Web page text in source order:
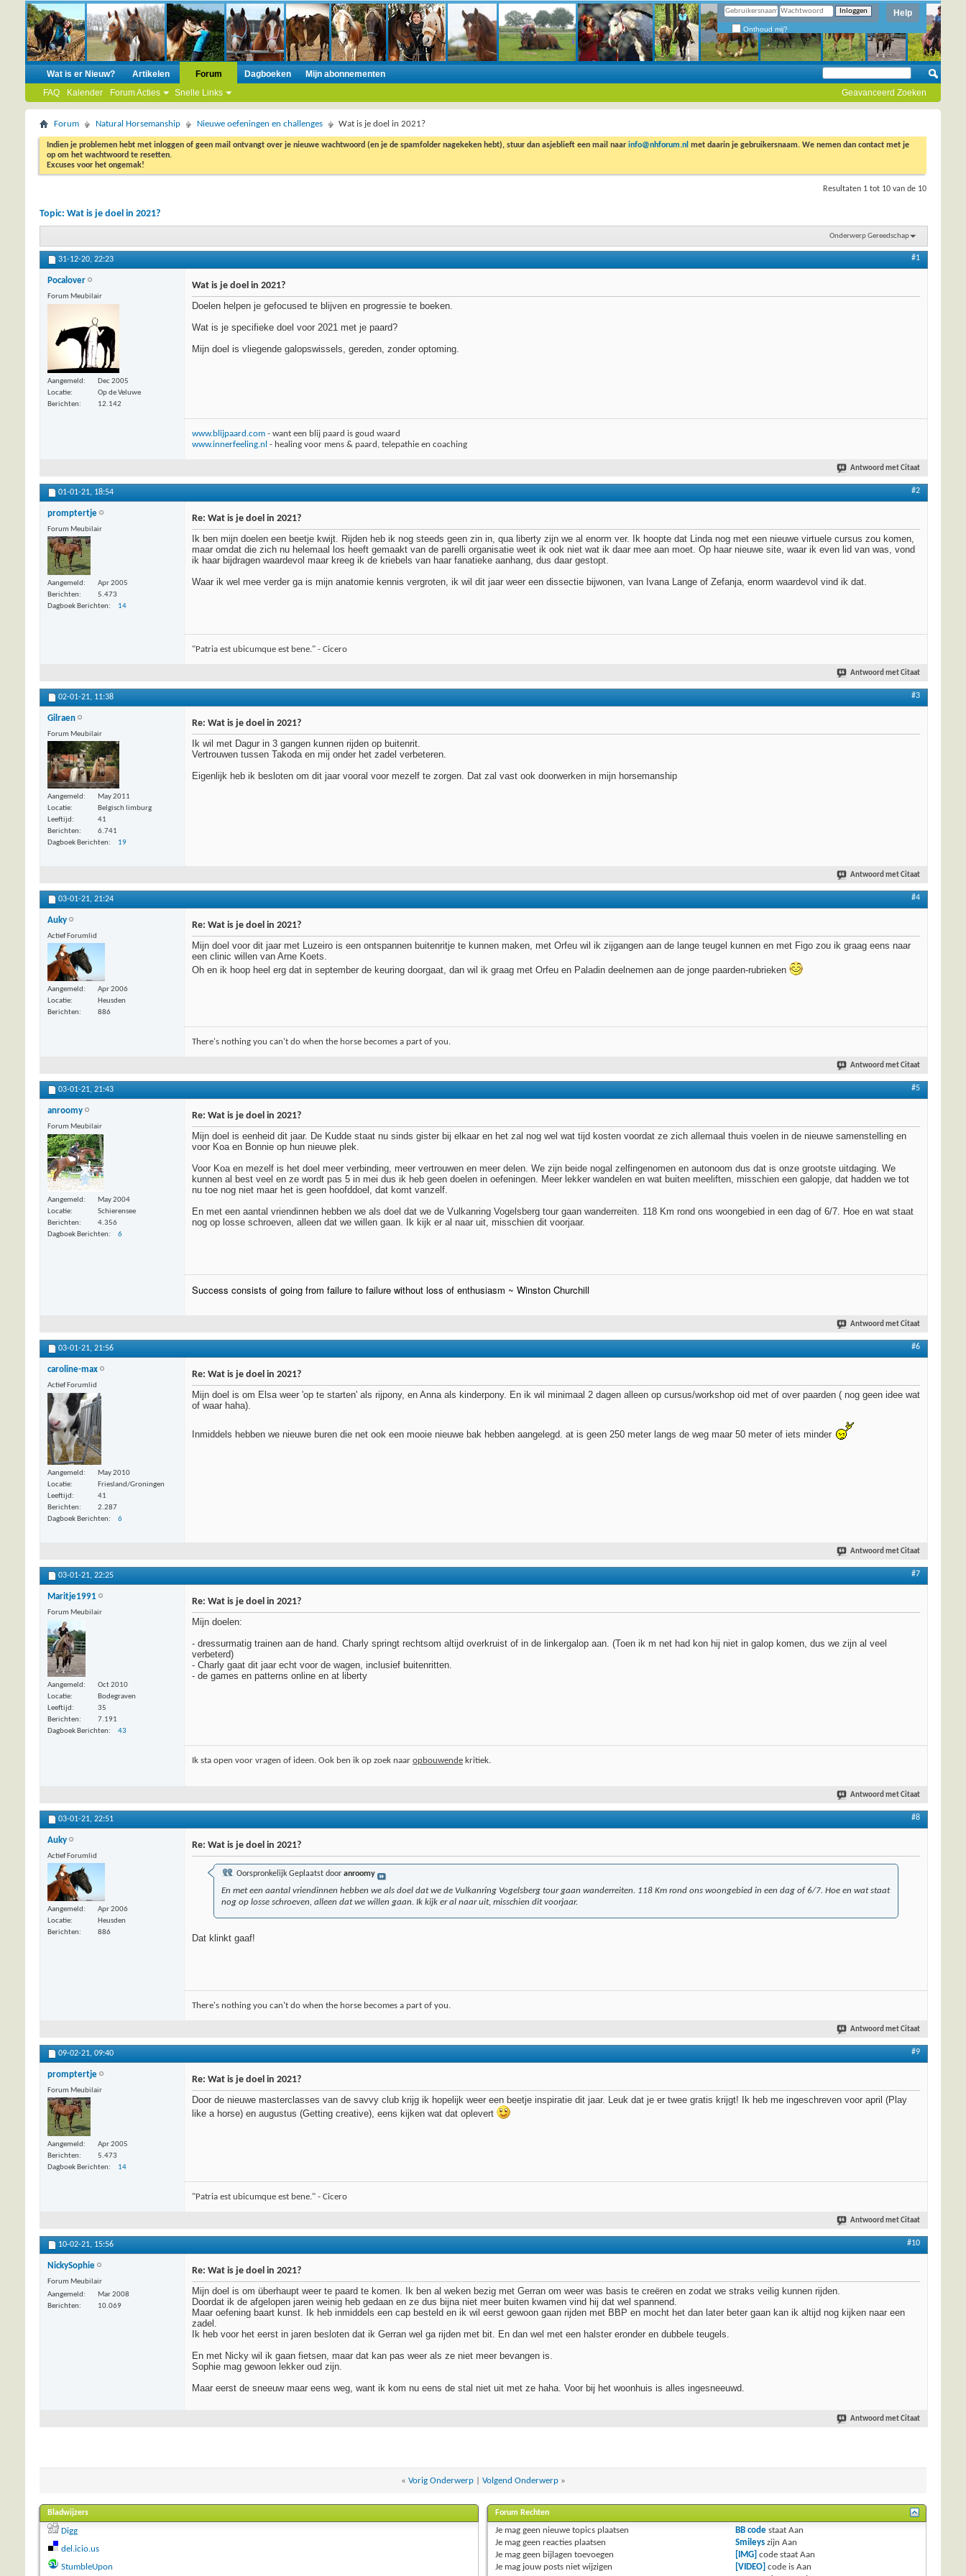
Help
Onthoud mij?
Wat is er Nieuw? Artikelen
Forum
FAQ
Kalender Forum Acties Snelle Links
Dagboeken
Mijn abonnementen
Geavanceerd Zoeken
Forum Natural Horsemanship Nieuwe oefeningen en challenges Wat is je doel in 2021?
Indien je problemen hebt met inloggen of geen mail ontvangt over je nieuwe wachtwoord (en je de spamfolder nagekeken hebt), stuur dan asjeblieft een mail naar info@nhforum.nl met daarin je gebruikersnaam. We nemen dan contact met je
op om het wachtwoord te resetten.
Excuses voor het ongemak!
Resultaten 1 tot 10 van de 10
Topic: Wat is je doel in 2021?
Onderwerp Gereedschap
31-12-20, 22:23 #1
Pocalover
Forum Meubilair
Aangemeld
Dec 2005
Locatie
Op de Veluwe
Berichten
12.142
Wat is je doel in 2021?
Doelen helpen je gefocused te blijven en progressie te boeken.
Wat is je specifieke doel voor 2021 met je paard?
Mijn doel is vliegende galopswissels, gereden, zonder optoming.
www.blijpaard.com - want een blij paard is goud waard
www.innerfeeling.nl - healing voor mens & paard, telepathie en coaching
Antwoord met Citaat
01-01-21, 18:54 #2
promptertje
Forum Meubilair
Aangemeld
Apr 2005
Berichten
5.473
Dagboek Berichten
14
Re: Wat is je doel in 2021?
Ik ben mijn doelen een beetje kwijt. Rijden heb ik nog steeds geen zin in, qua liberty zijn we al enorm ver. Ik hoopte dat Linda nog met een nieuwe virtuele cursus zou komen,
maar omdat die zich nu helemaal los heeft gemaakt van de parelli organisatie weet ik ook niet wat ik daar mee aan moet. Op haar nieuwe site, waar ik even lid van was, vond
ik haar bijdragen waardevol maar kreeg ik de kriebels van haar fanatieke aanhang, dus daar gestopt.
Waar ik wel mee verder ga is mijn anatomie kennis vergroten, ik wil dit jaar weer een dissectie bijwonen, van Ivana Lange of Zefanja, enorm waardevol vind ik dat.
"Patria est ubicumque est bene." - Cicero
Antwoord met Citaat
02-01-21, 11:38 #3
Gilraen
Forum Meubilair
Aangemeld
May 2011
Locatie
Belgisch limburg
Leeftijd
41
Berichten
6.741
Dagboek Berichten
19
Re: Wat is je doel in 2021?
Ik wil met Dagur in 3 gangen kunnen rijden op buitenrit.
Vertrouwen tussen Takoda en mij onder het zadel verbeteren.
Eigenlijk heb ik besloten om dit jaar vooral voor mezelf te zorgen. Dat zal vast ook doorwerken in mijn horsemanship
Antwoord met Citaat
03-01-21, 21:24 #4
Auky
Actief Forumlid
Aangemeld
Apr 2006
Locatie
Heusden
Berichten
886
Re: Wat is je doel in 2021?
Mijn doel voor dit jaar met Luzeiro is een ontspannen buitenritje te kunnen maken, met Orfeu wil ik zijgangen aan de lange teugel kunnen en met Figo zou ik graag eens naar
een clinic willen van Arne Koets.
Oh en ik hoop heel erg dat in september de keuring doorgaat, dan wil ik graag met Orfeu en Paladin deelnemen aan de jonge paarden-rubrieken
There's nothing you can't do when the horse becomes a part of you.
Antwoord met Citaat
03-01-21, 21:43 #5
anroomy
Forum Meubilair
Aangemeld
May 2004
Locatie
Schierensee
Berichten
4.356
Dagboek Berichten
6
Re: Wat is je doel in 2021?
Mijn doel is eenheid dit jaar. De Kudde staat nu sinds gister bij elkaar en het zal nog wel wat tijd kosten voordat ze zich allemaal thuis voelen in de nieuwe samenstelling en
voor Koa en Bonnie op hun nieuwe plek.
Voor Koa en mezelf is het doel meer verbinding, meer vertrouwen en meer delen. We zijn beide nogal zelfingenomen en autonoom dus dat is onze grootste uitdaging. We
kunnen al best veel en ze wordt pas 5 in mei dus ik heb geen doelen in oefeningen. Meer lekker wandelen en wat buiten meeliften, misschien een galopje, dat hadden we tot
nu toe nog niet maar het is geen hoofddoel, dat komt vanzelf.
En met een aantal vriendinnen hebben we als doel dat we de Vulkanring Vogelsberg tour gaan wanderreiten. 118 Km rond ons woongebied in een dag of 6/7. Hoe en wat staat
nog op losse schroeven, alleen dat we willen gaan. Ik kijk er al naar uit, misschien dit voorjaar.
Success consists of going from failure to failure without loss of enthusiasm ~ Winston Churchill
Antwoord met Citaat
03-01-21, 21:56 #6
caroline-max
Actief Forumlid
Aangemeld
May 2010
Locatie
Friesland/Groningen
Leeftijd
41
Berichten
2.287
Dagboek Berichten
6
Re: Wat is je doel in 2021?
Mijn doel is om Elsa weer 'op te starten' als rijpony, en Anna als kinderpony. En ik wil minimaal 2 dagen alleen op cursus/workshop oid met of over paarden ( nog geen idee wat
of waar haha).
Inmiddels hebben we nieuwe buren die net ook een mooie nieuwe bak hebben aangelegd. at is geen 250 meter langs de weg maar 50 meter of iets minder
Antwoord met Citaat
03-01-21, 22:25 #7
Maritje1991
Forum Meubilair
Aangemeld
Oct 2010
Locatie
Bodegraven
Leeftijd
35
Berichten
7.191
Dagboek Berichten
43
Re: Wat is je doel in 2021?
Mijn doelen:
- dressurmatig trainen aan de hand. Charly springt rechtsom altijd overkruist of in de linkergalop aan. (Toen ik m net had kon hij niet in galop komen, dus we zijn al veel
verbeterd)
- Charly gaat dit jaar echt voor de wagen, inclusief buitenritten.
- de games en patterns online en at liberty
Ik sta open voor vragen of ideen. Ook ben ik op zoek naar opbouwende kritiek.
Antwoord met Citaat
03-01-21, 22:51 #8
Auky
Actief Forumlid
Aangemeld
Apr 2006
Locatie
Heusden
Berichten
886
Re: Wat is je doel in 2021?
Oorspronkelijk Geplaatst door anroomy
En met een aantal vriendinnen hebben we als doel dat we de Vulkanring Vogelsberg tour gaan wanderreiten. 118 Km rond ons woongebied in een dag of 6/7. Hoe en wat staat
nog op losse schroeven, alleen dat we willen gaan. Ik kijk er al naar uit, misschien dit voorjaar.
Dat klinkt gaaf!
There's nothing you can't do when the horse becomes a part of you.
Antwoord met Citaat
09-02-21, 09:40 #9
promptertje
Forum Meubilair
Aangemeld
Apr 2005
Berichten
5.473
Dagboek Berichten
14
Re: Wat is je doel in 2021?
Door de nieuwe masterclasses van de savvy club krijg ik hopelijk weer een beetje inspiratie dit jaar. Leuk dat je er twee gratis krijgt! Ik heb me ingeschreven voor april (Play
like a horse) en augustus (Getting creative), eens kijken wat dat oplevert
"Patria est ubicumque est bene." - Cicero
Antwoord met Citaat
10-02-21, 15:56 #10
NickySophie
Forum Meubilair
Aangemeld
Mar 2008
Berichten
10.069
Re: Wat is je doel in 2021?
Mijn doel is om überhaupt weer te paard te komen. Ik ben al weken bezig met Gerran om weer was basis te creëren en zodat we straks veilig kunnen rijden.
Doordat ik de afgelopen jaren weinig heb gedaan en ze dus bijna niet meer buiten kwamen vind hij dat wel spannend.
Maar oefening baart kunst. Ik heb inmiddels een cap besteld en ik wil eerst gewoon gaan rijden met BBP en mocht het dan later beter gaan kan ik altijd nog kijken naar een
zadel.
Ik heb voor het eerst in jaren besloten dat ik Gerran wel ga rijden met bit. En dan wel met een halster eronder en dubbele teugels.
En met Nicky wil ik gaan fietsen, maar dat kan pas weer als ze niet meer bevangen is.
Sophie mag gewoon lekker oud zijn.
Maar eerst de sneeuw maar eens weg, want ik kom nu eens de stal niet uit met ze haha. Voor bij het woonhuis is alles ingesneeuwd.
Antwoord met Citaat
« Vorig Onderwerp| Volgend Onderwerp »
Bladwijzers
Digg
del.icio.us
StumbleUpon
Forum Rechten
Je mag geen nieuwe topics plaatsen
Je mag geen reacties plaatsen
Je mag geen bijlagen toevoegen
Je mag jouw posts niet wijzigen
BB code staatAan
Smileys zijnAan
[IMG] code staatAan
[VIDEO] code isAan